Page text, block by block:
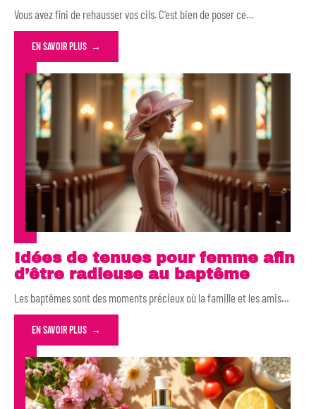
Vous avez fini de rehausser vos cils. C’est bien de poser ce…
EN SAVOIR PLUS
Idées de tenues pour femme afin
d’être radieuse au baptême
Les baptêmes sont des moments précieux où la famille et les amis…
EN SAVOIR PLUS